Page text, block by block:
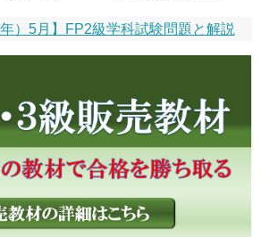
）5月】FP2級学科試験問題と解説